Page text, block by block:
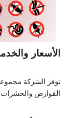
الأسعار
توفر الشركة
القوارض والحشرات